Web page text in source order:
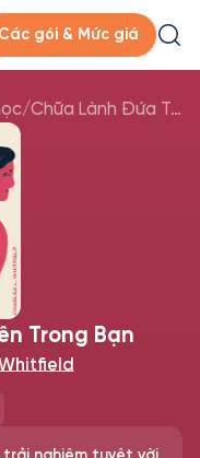
Các gói & Mức giá
/ Chữa Lành Đứa Trẻ Bên Trong Bạn
Trong Bạn